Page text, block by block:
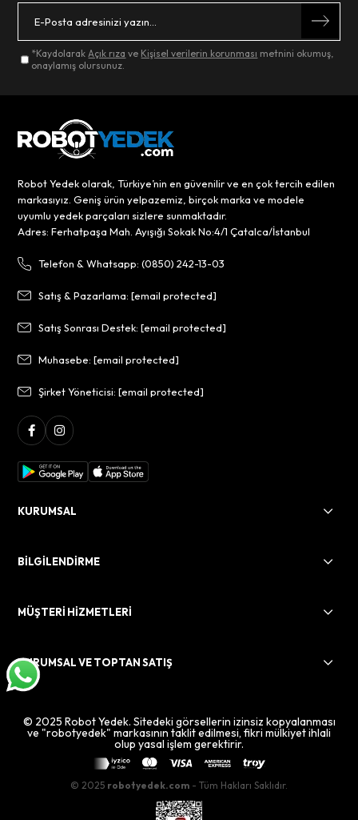
*KaydolarakAçık rıza ve Kişisel verilerin korunması metnini okumuş,
onaylamış olursunuz.
Robot Yedek olarak, Türkiye’nin en güvenilir ve en çok tercih edilen
markasıyız. Geniş ürün yelpazemiz, birçok marka ve modele
uyumlu yedek parçaları sizlere sunmaktadır.
Adres: Ferhatpaşa Mah. Ayışığı Sokak No:4/1 Çatalca/İstanbul
Telefon & Whatsapp: (0850) 242-13-03
Satış & Pazarlama:[email protected]
Satış Sonrası Destek:[email protected]
Muhasebe:[email protected]
Şirket Yöneticisi:[email protected]
KURUMSAL
BİLGİLENDİRME
MÜŞTERİ HİZMETLERİ
KURUMSAL VE TOPTAN SATIŞ
© 2025 Robot Yedek. Sitedeki görsellerin izinsiz kopyalanması
ve "robotyedek" markasının taklit edilmesi, fikri mülkiyet ihlali
olup yasal işlem gerektirir.
© 2025 robotyedek.com - Tüm Hakları Saklıdır.